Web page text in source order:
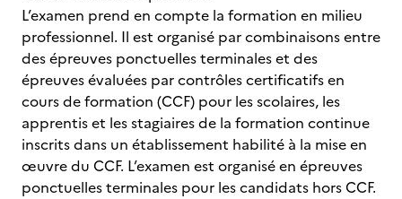
L’examen prend en compte la formation en milieu
professionnel. Il est organisé par combinaisons entre
des épreuves ponctuelles terminales et des
épreuves évaluées par contrôles certificatifs en
cours de formation (CCF) pour les scolaires, les
apprentis et les stagiaires de la formation continue
inscrits dans un établissement habilité à la mise en
œuvre du CCF. L’examen est organisé en épreuves
ponctuelles terminales pour les candidats hors CCF.